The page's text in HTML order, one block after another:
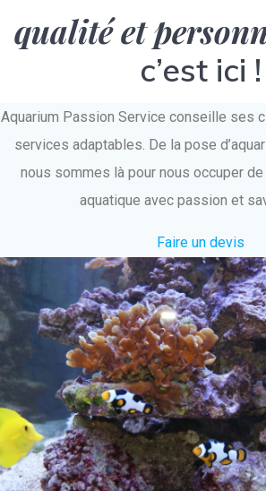
qualité et
c’est ici !
Aquarium Passion Service conseille ses
services adaptables. De la pose
nous sommes là pour nous occuper
aquatique avec passion et
Faire un devis